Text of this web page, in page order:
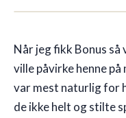
Når jeg fikk Bonus så
ville påvirke henne
var mest naturlig for
de ikke helt og stilte